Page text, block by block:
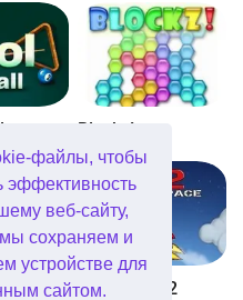
файлы, чтобы
эффективность
веб-сайту,
сохраняем и
устройстве для
сайтом.
излечить любые раны.
и уносите ноги из этого
раннере Samurai Escape.
сразите их своим верным
мыши. Нажмите ПРОБЕЛ,
не приземлиться на
прямо в бездну. Этот
по душе любителям жанра
настоящего экшна!
Blockz!
Into Space 2